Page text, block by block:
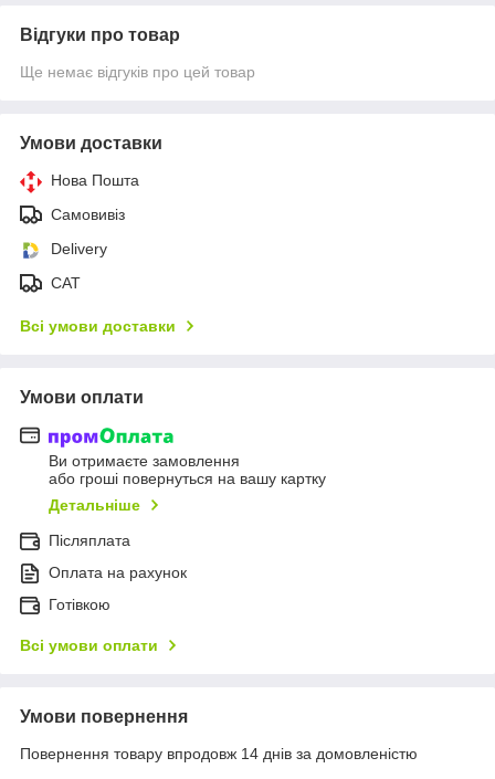
Відгуки про товар
Ще немає відгуків про цей товар
Умови доставки
Нова Пошта
Самовивіз
Delivery
САТ
Всі умови доставки
Умови оплати
Ви отримаєте замовлення
або гроші повернуться на вашу картку
Детальніше
Післяплата
Оплата на рахунок
Готівкою
Всі умови оплати
Умови повернення
Повернення товару впродовж 14 днів за домовленістю